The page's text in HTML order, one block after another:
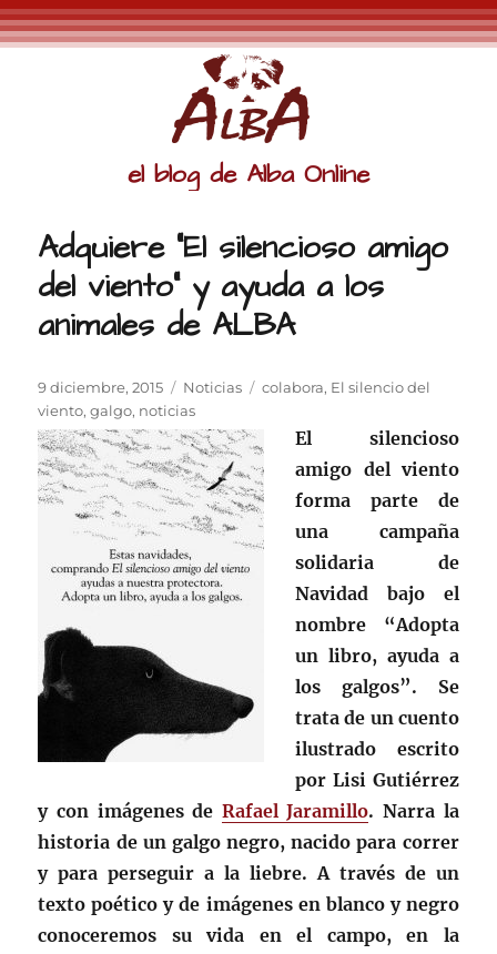
el blog de Alba Online
Adquiere “El silencioso amigo
del viento” y ayuda a los
animales de ALBA
Publicado
el
9 diciembre, 2015 Categorías
Noticias Etiquetas
colabora, El silencio del
viento,galgo, noticias
El silencioso
amigo del viento
forma parte de
una campaña
solidaria de
Navidad bajo el
nombre “Adopta
un libro, ayuda a
los galgos”. Se
trata de un cuento
ilustrado escrito
por Lisi Gutiérrez
y con imágenes de Rafael Jaramillo. Narra la
historia de un galgo negro, nacido para correr
y para perseguir a la liebre. A través de un
texto poético y de imágenes en blanco y negro
conoceremos su vida en el campo, en la